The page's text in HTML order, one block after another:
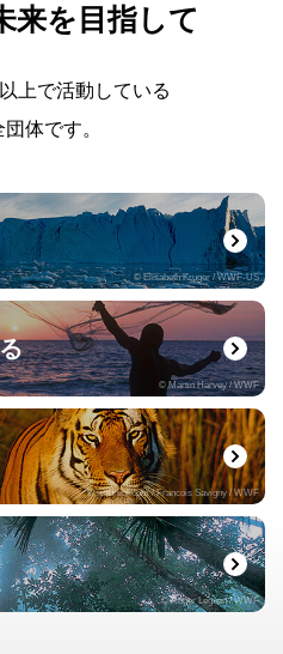
来を目指して
上で活動している
体です。
© Elisabeth Kruger / WWF-US
© Martin Harvey / WWF
© naturepl.com / Francois Savigny / WWF
© Roger Leguen / WWF